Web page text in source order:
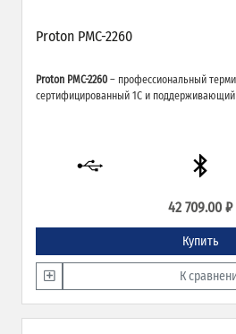
Proton PMC-2260
Proton PMC-2260 – профессиональный
сертифицированный 1С и поддерживающий
42 709.00 ₽
Купить
К